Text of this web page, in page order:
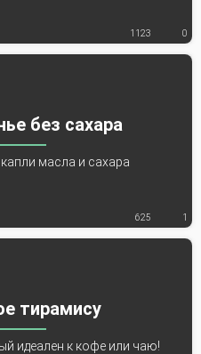
1123 0
без сахара
масла и сахара
625 1
тирамису
идеален к кофе или чаю!